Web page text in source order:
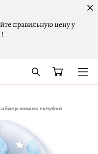
правильную цену у
мишка голубой